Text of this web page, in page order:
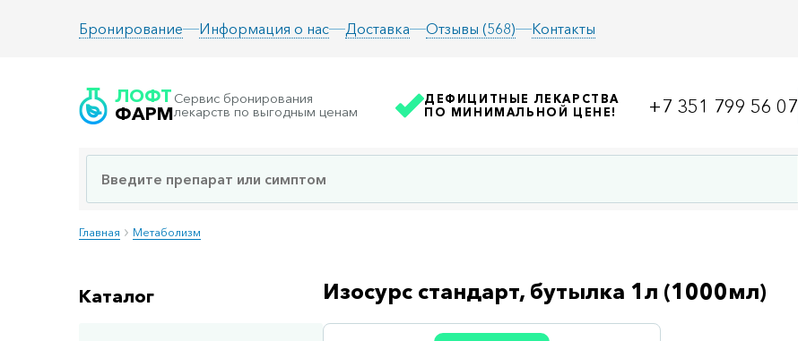
Бронирование Информация о нас Доставка Отзывы (568) Контакты
ЛОФТ
ФАРМ
Сервис бронирования
лекарств по выгодным ценам
ДЕФИЦИТНЫЕ ЛЕКАРСТВА
ПО МИНИМАЛЬНОЙ ЦЕНЕ!
+7 351 799 56 07
Главная Метаболизм
Каталог Изосурс стандарт, бутылка 1л (1000мл)